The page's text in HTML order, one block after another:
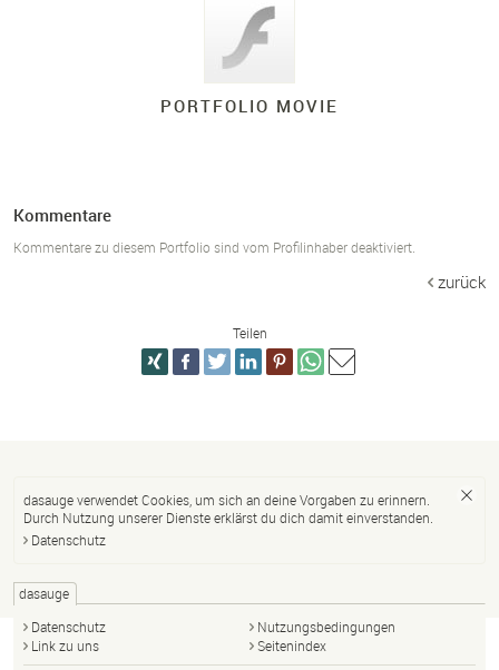
PORTFOLIO MOVIE
Kommentare
Kommentare zu diesem Portfolio sind vom Profilinhaber deaktiviert.
zurück
Teilen
dasauge verwendet Cookies, um sich an deine Vorgaben zu erinnern.
Durch Nutzung unserer Dienste erklärst du dich damit einverstanden.
Datenschutz
dasauge
Datenschutz
Nutzungsbedingungen
Link zu uns
Seitenindex